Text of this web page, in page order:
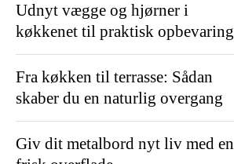
Udnyt vægge og hjørner i
køkkenet til praktisk opbevaring
Fra køkken til terrasse: Sådan
skaber du en naturlig overgang
Giv dit metalbord nyt liv med en